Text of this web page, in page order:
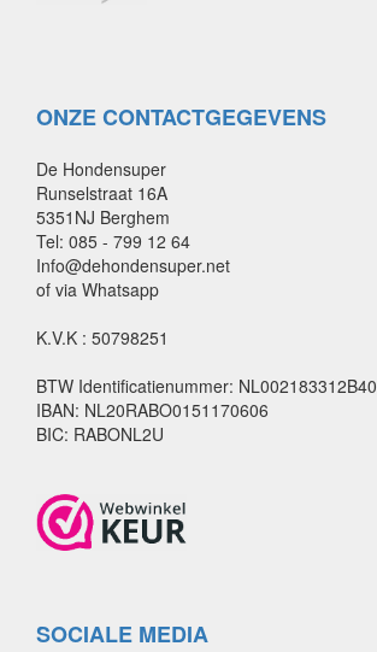
ONZE CONTACTGEGEVENS
De Hondensuper
Runselstraat 16A
5351NJ Berghem
Tel: 085 - 799 12 64
Info@dehondensuper.net
of via Whatsapp
K.V.K : 50798251
BTW Identificatienummer: NL002183312B40
IBAN: NL20RABO0151170606
BIC: RABONL2U
SOCIALE MEDIA